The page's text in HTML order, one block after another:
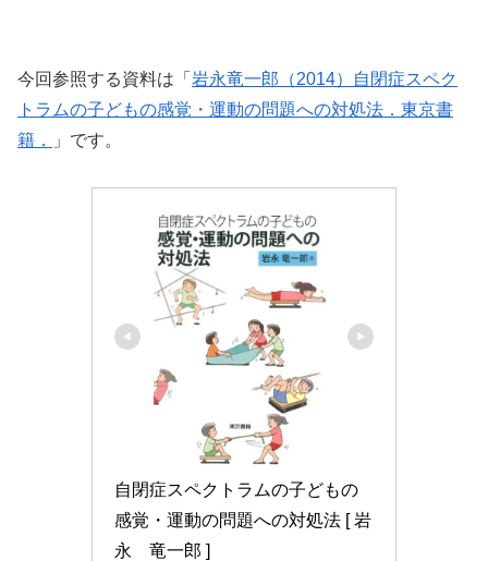
今回参照する資料は「 岩永竜一郎（2014）自閉症スペク
トラムの子どもの感覚・運動の問題への対処法．東京書
籍．
」です。
自閉症スペクトラムの子どもの
感覚・運動の問題への対処法 [ 岩
永　竜一郎 ]